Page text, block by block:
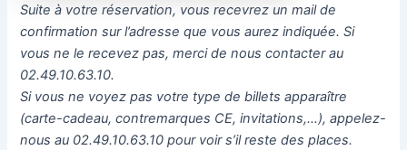
Suite à votre réservation, vous recevrez un mail de
confirmation sur l’adresse que vous aurez indiquée. Si
vous ne le recevez pas, merci de nous contacter au
02.49.10.63.10.
Si vous ne voyez pas votre type de billets apparaître
(carte-cadeau, contremarques CE, invitations,…), appelez-
nous au 02.49.10.63.10 pour voir s’il reste des places.